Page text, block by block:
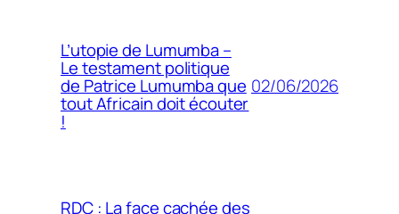
L’utopie de Lumumba –
Le testament politique
de Patrice Lumumba que
tout Africain doit écouter
!
02/06/2026
RDC : La face cachée des